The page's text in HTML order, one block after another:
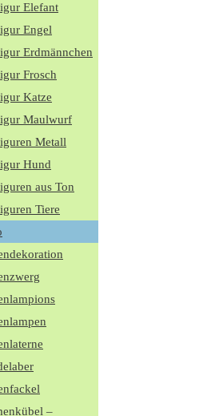
Elefant
Engel
Erdmännchen
Frosch
Katze
Maulwurf
Metall
Hund
aus Ton
Tiere
–